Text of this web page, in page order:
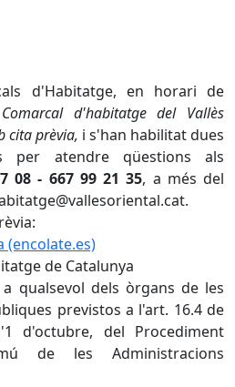
d'Habitatge, en horari de
d'habitatge del Vallès
cita prèvia, i s'han habilitat dues
per atendre qüestions als
08 - 667 99 21 35, a més del
(encolate.es)
de Catalunya
qualsevol dels òrgans de les
previstos a l'art. 16.4 de
d'octubre, del Procediment
de les Administracions